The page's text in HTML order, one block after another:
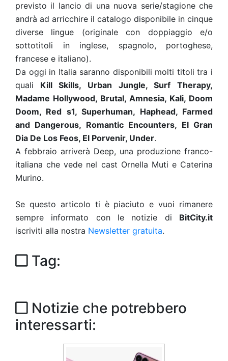
previsto il lancio di una nuova serie/stagione che
andrà ad arricchire il catalogo disponibile in cinque
diverse lingue (originale con doppiaggio e/o
sottotitoli in inglese, spagnolo, portoghese,
francese e italiano).
Da oggi in Italia saranno disponibili molti titoli tra i
quali Kill Skills, Urban Jungle, Surf Therapy,
Madame Hollywood, Brutal, Amnesia, Kali, Doom
Doom, Red s1, Superhuman, Haphead, Farmed
and Dangerous, Romantic Encounters, El Gran
Dia De Los Feos, El Porvenir, Under.
A febbraio arriverà Deep, una produzione franco-
italiana che vede nel cast Ornella Muti e Caterina
Murino.
Se questo articolo ti è piaciuto e vuoi rimanere
sempre informato con le notizie di BitCity.it
iscriviti alla nostra Newsletter gratuita.
Tag:
Notizie che potrebbero
interessarti: